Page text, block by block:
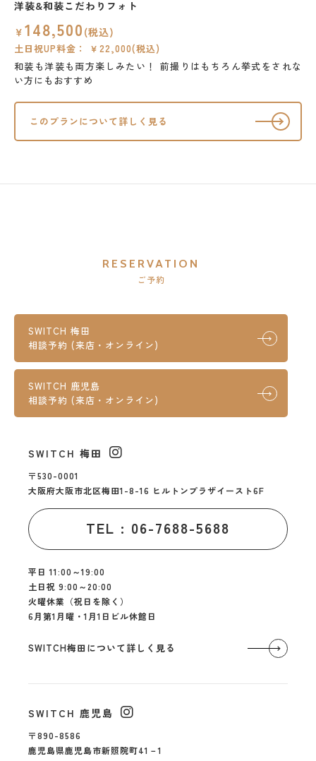
洋装&和装こだわりフォト
￥ 148,500 (税込)
土日祝UP料金： ￥22,000(税込)
和装も洋装も両方楽しみたい！
前撮りはもちろん挙式をされな
い方にもおすすめ
このプランについて詳しく見る
RESERVATION
ご予約
SWITCH 梅田
相談予約 (来店・オンライン)
SWITCH 鹿児島
相談予約 (来店・オンライン)
SWITCH 梅田
〒530-0001
大阪府大阪市北区梅田1-8-16 ヒルトンプラザイースト6F
TEL : 06-7688-5688
平日 11:00～19:00
土日祝 9:00～20:00
火曜休業（祝日を除く）
6月第1月曜・1月1日ビル休館日
SWITCH梅田について詳しく見る
SWITCH 鹿児島
〒890-8586
鹿児島県鹿児島市新照院町41－1